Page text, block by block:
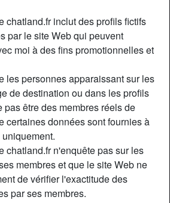
chatland.fr inclut des profils fictifs
par le site Web qui peuvent
moi à des fins promotionnelles et
les personnes apparaissant sur les
de destination ou dans les profils
pas être des membres réels de
certaines données sont fournies à
chatland.fr n'enquête pas sur les
membres et que le site Web ne
de vérifier l'exactitude des
par ses membres.
En couple
Bleu
169 cm
Claire, je suis en couple. Je suis une
et j’aime faire l’amour avec des
mon mec. Bon au début il n’a pas
le candaulisme mais bon j’ai
Nous sommes un jeune couple
mais cette pratique sexuelle est